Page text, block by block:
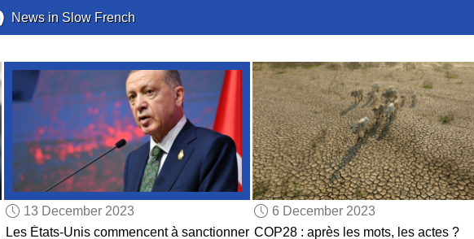
News in Slow French
13 December 2023
Les États-Unis commencent à sanctionner
6 December 2023
COP28 : après les mots, les actes ?